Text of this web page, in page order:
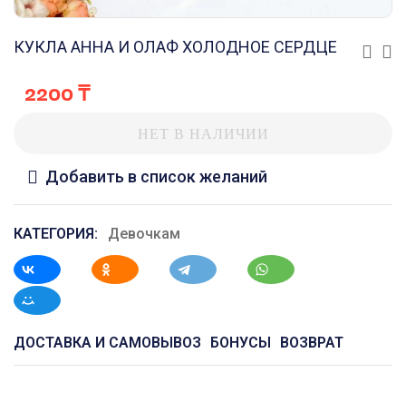
КУКЛА АННА И ОЛАФ ХОЛОДНОЕ СЕРДЦЕ
2200₸
НЕТ В НАЛИЧИИ
Добавить в список желаний
КАТЕГОРИЯ: Девочкам
ДОСТАВКА И САМОВЫВОЗ БОНУСЫ ВОЗВРАТ